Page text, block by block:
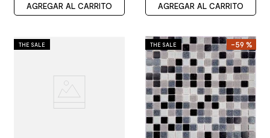
AGREGAR AL CARRITO AGREGAR AL CARRITO
THE SALE -59 %
THE SALE